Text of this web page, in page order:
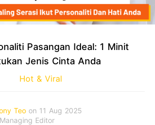
Pasangan Ideal: 1 Minit
Jenis Cinta Anda
Hot & Viral
Teo on 11 Aug 2025
Editor